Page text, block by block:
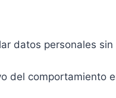
datos personales
del comportamiento